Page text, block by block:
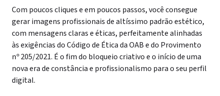
Com poucos cliques e em poucos passos, você consegue
gerar imagens profissionais de altíssimo padrão estético,
com mensagens claras e éticas, perfeitamente alinhadas
às exigências do Código de Ética da OAB e do Provimento
nº 205/2021. É o fim do bloqueio criativo e o início de uma
nova era de constância e profissionalismo para o seu perfil
digital.